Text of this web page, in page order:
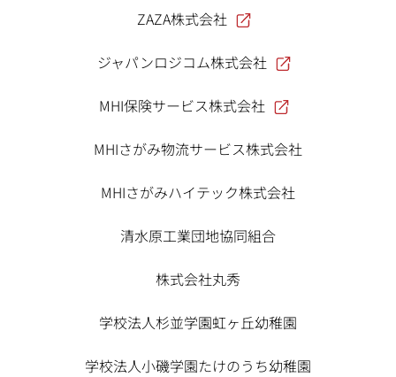
ZAZA株式会社
ジャパンロジコム株式会社
MHI保険サービス株式会社
MHIさがみ物流サービス株式会社
MHIさがみハイテック株式会社
清水原工業団地協同組合
株式会社丸秀
学校法人杉並学園虹ヶ丘幼稚園
学校法人小磯学園たけのうち幼稚園